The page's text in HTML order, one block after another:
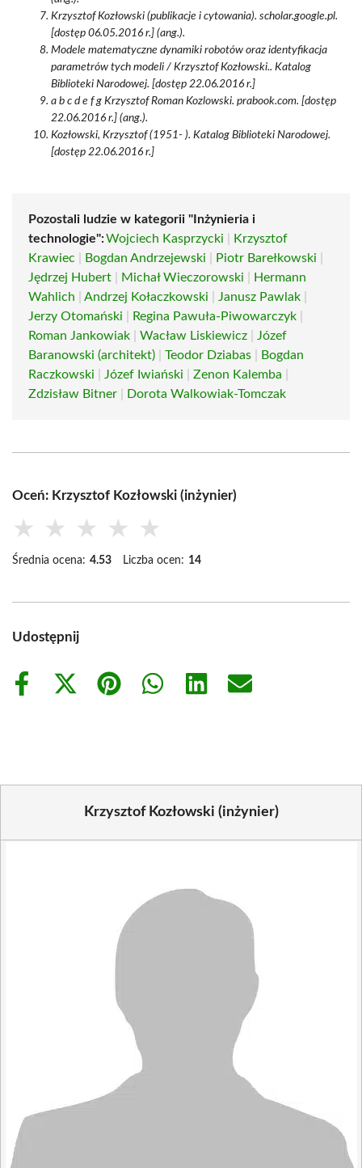
Krzysztof Kozłowski (publikacje i cytowania). scholar.google.pl.
[dostęp 06.05.2016 r.] (ang.).
Modele matematyczne dynamiki robotów oraz identyfikacja
parametrów tych modeli / Krzysztof Kozłowski.. Katalog
Biblioteki Narodowej. [dostęp 22.06.2016 r.]
a b c d e f g Krzysztof Roman Kozlowski. prabook.com. [dostęp
22.06.2016 r.] (ang.).
Kozłowski, Krzysztof (1951- ). Katalog Biblioteki Narodowej.
[dostęp 22.06.2016 r.]
Pozostali ludzie w kategorii "Inżynieria i
technologie":Wojciech Kasprzycki
Krzysztof
Krawiec
Bogdan Andrzejewski Piotr Barełkowski
Jędrzej Hubert
Michał Wieczorowski
Hermann
Wahlich
Andrzej Kołaczkowski Janusz Pawlak
Jerzy Otomański
Regina Pawuła-Piwowarczyk
Roman Jankowiak
Wacław Liskiewicz
Józef
Baranowski (architekt)
Teodor Dziabas
Bogdan
Raczkowski
Józef Iwiański Zenon Kalemba
Zdzisław Bitner
Dorota Walkowiak-Tomczak
Oceń: Krzysztof Kozłowski (inżynier)
★ ★ ★ ★ ★
Średnia ocena: 4.53 Liczba ocen: 14
Udostępnij
Share
Share
Share
Share
Share
Share
Krzysztof Kozłowski (inżynier)